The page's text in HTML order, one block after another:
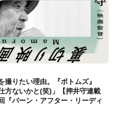
りたい理由。『ボトムズ』
方ないかと(笑)」【押井守連載
『バーン・アフター・リーディ